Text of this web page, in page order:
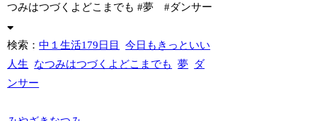
つみはつづくよどこまでも #夢 #ダンサー
検索：中１生活179日目
今日もきっといい
人生
なつみはつづくよどこまでも 夢
ダ
ンサー